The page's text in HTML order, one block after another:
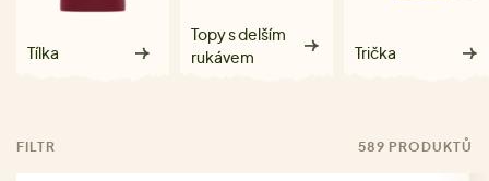
Tílka
Topy s delším
rukávem
Trička
FILTR 589 PRODUKTŮ